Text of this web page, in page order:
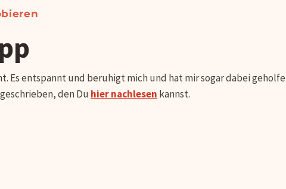
Es entspannt und beruhigt mich und hat mir sogar dabei
den Du hier nachlesen kannst.